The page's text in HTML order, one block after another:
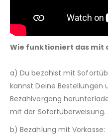
Wie funktioniert das mit
a) Du bezahlst mit
kannst Deine
Bezahlvorgang
mit der Sofortüberweisung.
b) Bezahlung mit Vorkasse: